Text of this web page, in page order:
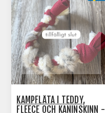
KAMPFLÄTA I TEDDY,
FLEECE OCH KANINSKINN -